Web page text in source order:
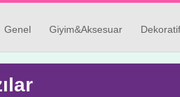
Genel Giyim&Aksesuar